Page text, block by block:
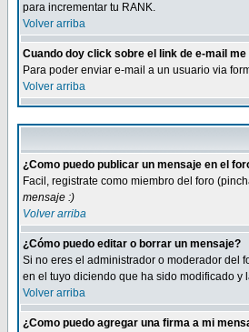
para incrementar tu RANK.
Volver arriba
Cuando doy click sobre el link de e-mail
Para poder enviar e-mail a un usuario via
Volver arriba
¿Como puedo publicar un mensaje en el
Facil, registrate como miembro del foro
mensaje :)
Volver arriba
¿Cómo puedo editar o borrar un mensaje?
Si no eres el administrador o moderador del
en el tuyo diciendo que ha sido modificado
Volver arriba
¿Como puedo agregar una firma a mi